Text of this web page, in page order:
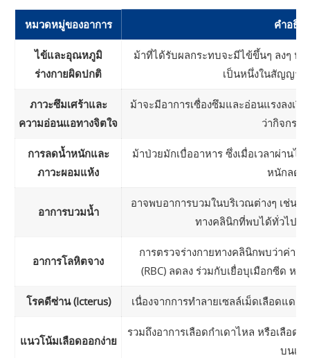
หมวดหมู่ของอาการ คำอธิบ
ไข้และอุณหภูมิ
ร่างกายผิดปกติ
ม้าที่ได้รับผลกระทบจะมีไข้ขึ้นๆ ลงๆ ห
เป็นหนึ่งในสัญญา
ภาวะซึมเศร้าและ
ความอ่อนแอทางจิตใจ
ม้าจะมีอาการเซื่องซึมและอ่อนแรงลงเรื่
ว่ากิจกรร
การลดน้ำหนักและ
ภาวะผอมแห้ง
ม้าป่วยมักเบื่ออาหาร ซึ่งเมื่อเวลาผ่านไ
หนักลดล
อาการบวมน้ำ
อาจพบอาการบวมในบริเวณต่างๆ เช่น
ทางคลินิกที่พบได้ทั่วไปใน
อาการโลหิตจาง
การตรวจร่างกายทางคลินิกพบว่าค่าฮี
(RBC) ลดลง ร่วมกับเยื่อบุเมือกซีด ห
โรคดีซ่าน (Icterus) เนื่องจากการทำลายเซลล์เม็ดเลือดแดง
แนวโน้มเลือดออกง่าย
รวมถึงอาการเลือดกำเดาไหล หรือเลือด
บนเยื่